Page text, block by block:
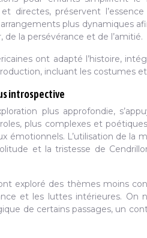
directes, préservent
plus dynamiques
la persévérance et de l’amitié.
ont adapté l’histoire,
incluant les costumes
introspective
plus approfondie,
plus complexes et
émotionnels. L’utilisation de la
et la tristesse de
exploré des thèmes moins
et les luttes intérieures.
de certains passages, un